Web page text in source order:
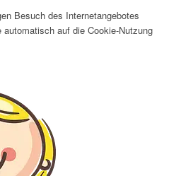
Besuch des Internetangebotes
auf die Cookie-Nutzung